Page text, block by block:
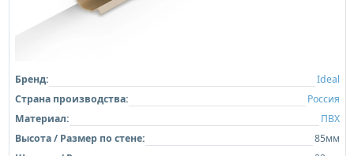
Бренд:
Ideal
Страна производства:
Россия
Материал:
ПВХ
Высота / Размер по стене:
85мм